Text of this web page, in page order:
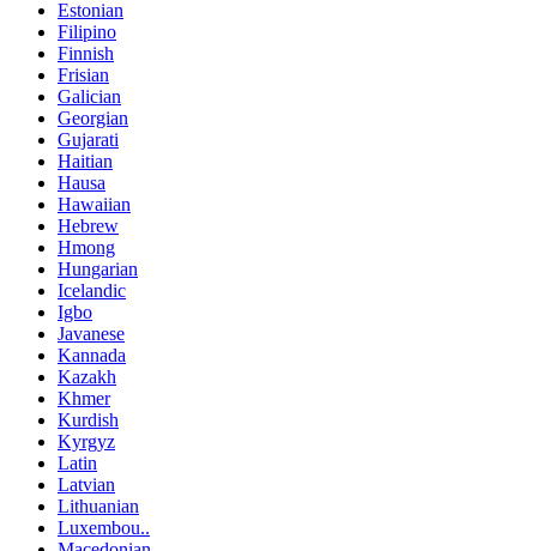
Estonian
Filipino
Finnish
Frisian
Galician
Georgian
Gujarati
Haitian
Hausa
Hawaiian
Hebrew
Hmong
Hungarian
Icelandic
Igbo
Javanese
Kannada
Kazakh
Khmer
Kurdish
Kyrgyz
Latin
Latvian
Lithuanian
Luxembou..